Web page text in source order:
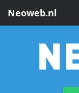
Neoweb.nl